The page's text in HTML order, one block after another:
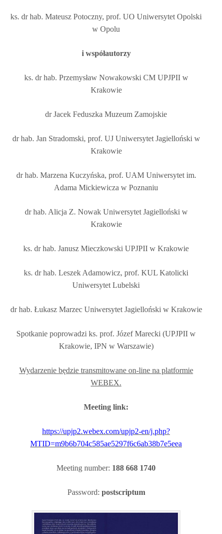
ks. dr hab. Mateusz Potoczny, prof. UO Uniwersytet Opolski
w Opolu
i współautorzy
ks. dr hab. Przemysław Nowakowski CM UPJPII w
Krakowie
dr Jacek Feduszka Muzeum Zamojskie
dr hab. Jan Stradomski, prof. UJ Uniwersytet Jagielloński w
Krakowie
dr hab. Marzena Kuczyńska, prof. UAM Uniwersytet im.
Adama Mickiewicza w Poznaniu
dr hab. Alicja Z. Nowak Uniwersytet Jagielloński w
Krakowie
ks. dr hab. Janusz Mieczkowski UPJPII w Krakowie
ks. dr hab. Leszek Adamowicz, prof. KUL Katolicki
Uniwersytet Lubelski
dr hab. Łukasz Marzec Uniwersytet Jagielloński w Krakowie
Spotkanie poprowadzi ks. prof. Józef Marecki (UPJPII w
Krakowie, IPN w Warszawie)
Wydarzenie będzie transmitowane on-line na platformie
WEBEX.
Meeting link:
https://upjp2.webex.com/upjp2-en/j.php?
MTID=m9b6b704c585ae5297f6c6ab38b7e5eea
Meeting number: 188 668 1740
Password: postscriptum